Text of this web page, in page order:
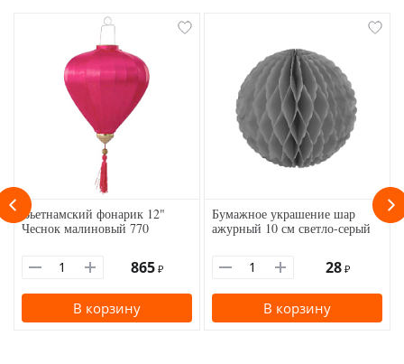
Вьетнамский фонарик 12"
Чеснок малиновый 770
865 ₽
В корзину
Бумажное украшение шар
ажурный 10 см светло-серый
28 ₽
В корзину